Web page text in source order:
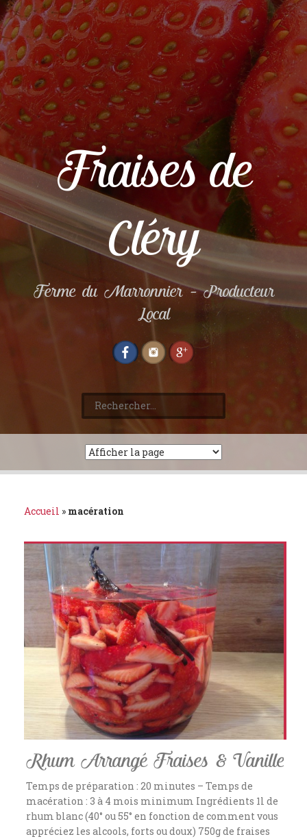
Fraises de
Cléry
Ferme du Marronnier – Producteur
Local
Rechercher :
Accueil » macération
Rhum Arrangé Fraises & Vanille
Temps de préparation : 20 minutes – Temps de
macération : 3 à 4 mois minimum Ingrédients 1l de
rhum blanc (40° ou 55° en fonction de comment vous
appréciez les alcools, forts ou doux) 750g de fraises